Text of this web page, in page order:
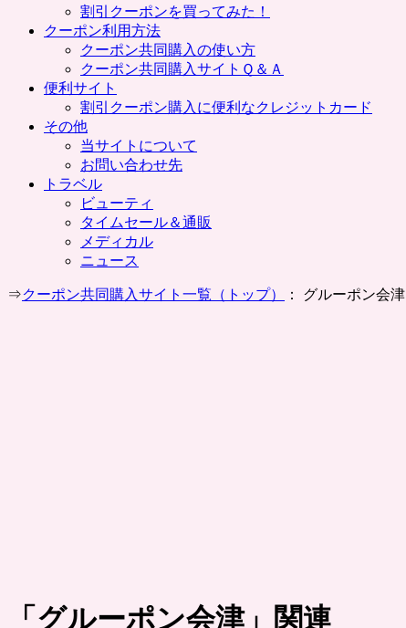
割引クーポンを買ってみた！
クーポン利用方法
クーポン共同購入の使い方
クーポン共同購入サイトＱ＆Ａ
便利サイト
割引クーポン購入に便利なクレジットカード
その他
当サイトについて
お問い合わせ先
トラベル
ビューティ
タイムセール＆通販
メディカル
ニュース
⇒クーポン共同購入サイト一覧（トップ） ： グルーポン会津
「 グルーポン会津」関連